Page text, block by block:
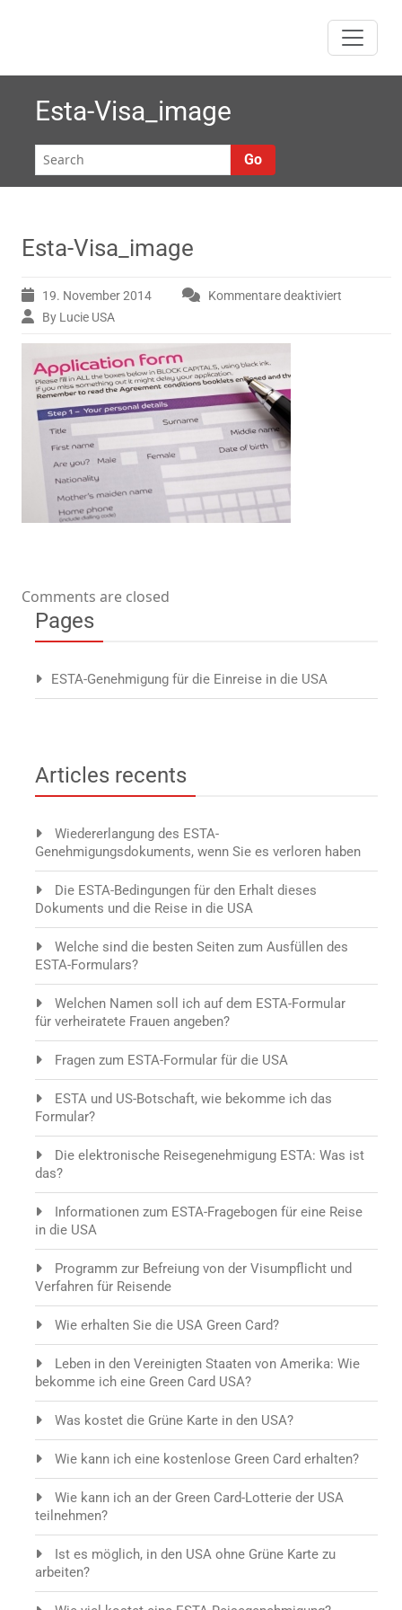
Esta-Visa_image
Go
Esta-Visa_image
19. November 2014 Kommentare deaktiviert
By Lucie USA
Comments are closed
Pages
ESTA-Genehmigung für die Einreise in die USA
Articles recents
Wiedererlangung des ESTA-
Genehmigungsdokuments, wenn Sie es verloren haben
Die ESTA-Bedingungen für den Erhalt dieses
Dokuments und die Reise in die USA
Welche sind die besten Seiten zum Ausfüllen des
ESTA-Formulars?
Welchen Namen soll ich auf dem ESTA-Formular
für verheiratete Frauen angeben?
Fragen zum ESTA-Formular für die USA
ESTA und US-Botschaft, wie bekomme ich das
Formular?
Die elektronische Reisegenehmigung ESTA: Was ist
das?
Informationen zum ESTA-Fragebogen für eine Reise
in die USA
Programm zur Befreiung von der Visumpflicht und
Verfahren für Reisende
Wie erhalten Sie die USA Green Card?
Leben in den Vereinigten Staaten von Amerika: Wie
bekomme ich eine Green Card USA?
Was kostet die Grüne Karte in den USA?
Wie kann ich eine kostenlose Green Card erhalten?
Wie kann ich an der Green Card-Lotterie der USA
teilnehmen?
Ist es möglich, in den USA ohne Grüne Karte zu
arbeiten?